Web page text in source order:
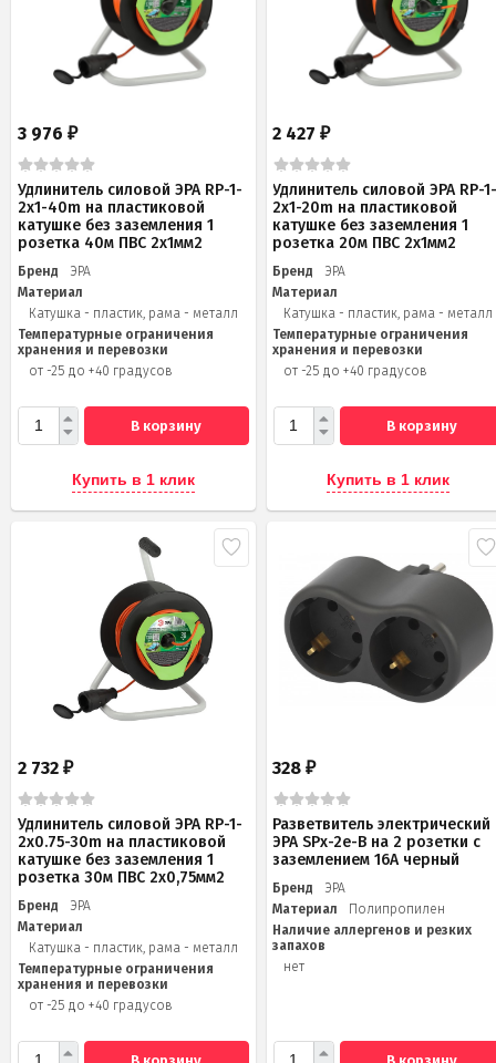
3 976 ₽
Удлинитель силовой ЭРА RP-1-
2x1-40m на пластиковой
катушке без заземления 1
розетка 40м ПВС 2x1мм2
Бренд
ЭРА
Материал
Катушка - пластик, рама - металл
Температурные ограничения
хранения и перевозки
от -25 до +40 градусов
В корзину
Купить в 1 клик
2 427₽
Удлинитель силовой ЭРА RP-
2x1-20m на пластиковой
катушке без заземления 1
розетка 20м ПВС 2х1мм2
Бренд
ЭРА
Материал
Катушка - пластик, рама - металл
Температурные ограничения
хранения и перевозки
от -25 до +40 градусов
В корзину
Купить в 1 клик
2 732 ₽
Удлинитель силовой ЭРА RP-1-
2x0.75-30m на пластиковой
катушке без заземления 1
розетка 30м ПВС 2х0,75мм2
Бренд
ЭРА
Материал
Катушка - пластик, рама - металл
Температурные ограничения
хранения и перевозки
от -25 до +40 градусов
328₽
Разветвитель электрический
ЭРА SPx-2e-B на 2 розетки с
заземлением 16А черный
Бренд
ЭРА
Материал
Полипропилен
Наличие аллергенов и резких
запахов
нет